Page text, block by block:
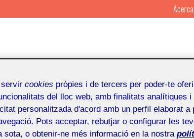
cookies pròpies i de tercers per poder-te
del lloc web, amb finalitats analítiques
personalitzada d'acord amb un perfil elaborat
Pots acceptar, rebutjar o configurar les
sota, o obtenir-ne més informació en la nostra